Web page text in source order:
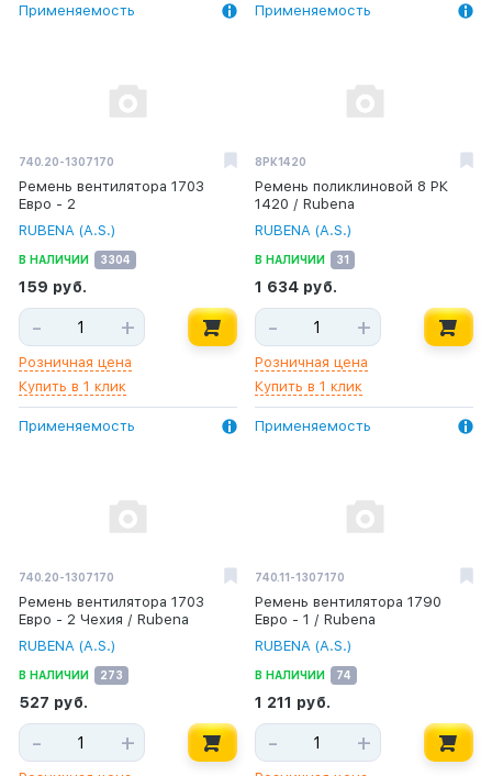
Применяемость Применяемость
740.20-1307170
Ремень вентилятора 1703
Евро - 2
RUBENA (A.S.)
В НАЛИЧИИ 3304
159 руб.
Розничная цена
Купить в 1 клик
- +
Применяемость
8РК1420
Ремень поликлиновой 8 РК
1420 / Rubena
RUBENA (A.S.)
В НАЛИЧИИ 31
1 634 руб.
Розничная цена
Купить в 1 клик
- +
Применяемость
740.20-1307170
Ремень вентилятора 1703
Евро - 2 Чехия / Rubena
RUBENA (A.S.)
В НАЛИЧИИ 273
527 руб.
- +
740.11-1307170
Ремень вентилятора 1790
Евро - 1 / Rubena
RUBENA (A.S.)
В НАЛИЧИИ 74
1 211 руб.
- +